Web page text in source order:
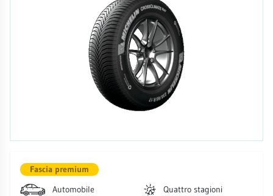
Fascia premium
Automobile
Quattro stagioni